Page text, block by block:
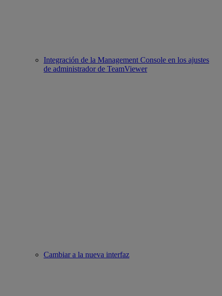
Integración de la Management Console en los ajustes
de administrador de TeamViewer
Cambiar a la nueva interfaz